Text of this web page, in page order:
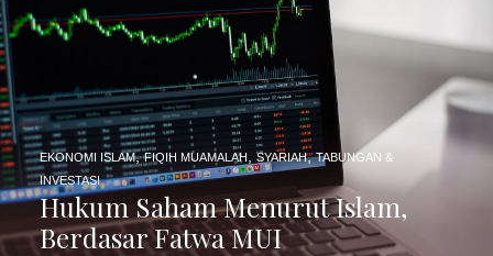
Hukum Saham Menurut Islam,
Berdasar Fatwa MUI
EKONOMI ISLAM,FIQIH MUAMALAH SYARIAH,TABUNGAN &
INVESTASI